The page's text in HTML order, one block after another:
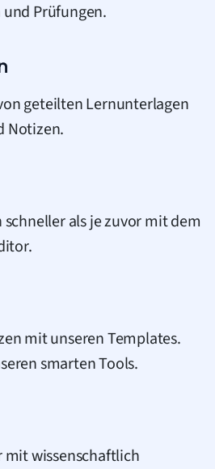
Prüfungen.
geteilten Lernunterlagen
Notizen.
als je zuvor mit dem
mit unseren Templates.
smarten Tools.
mit wissenschaftlich